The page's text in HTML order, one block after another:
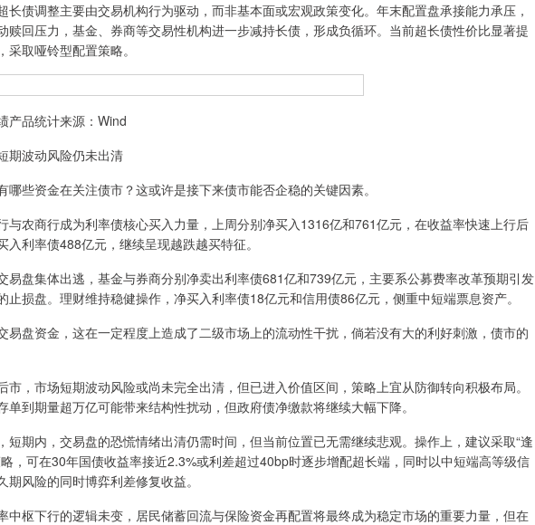
债调整主要由交易机构行为驱动，而非基本面或宏观政策变化。年末配置盘承接能力承压，
赎回压力，基金、券商等交易性机构进一步减持长债，形成负循环。当前超长债性价比显著提
取哑铃型配置策略。
品统计来源：Wind
波动风险仍未出清
些资金在关注债市？这或许是接下来债市能否企稳的关键因素。
农商行成为利率债核心买入力量，上周分别净买入1316亿和761亿元，在收益率快速上行后
利率债488亿元，继续呈现越跌越买特征。
盘集体出逃，基金与券商分别净卖出利率债681亿和739亿元，主要系公募费率改革预期引发
止损盘。理财维持稳健操作，净买入利率债18亿元和信用债86亿元，侧重中短端票息资产。
盘资金，这在一定程度上造成了二级市场上的流动性干扰，倘若没有大的利好刺激，债市的
，市场短期波动风险或尚未完全出清，但已进入价值区间，策略上宜从防御转向积极布局。
到期量超万亿可能带来结构性扰动，但政府债净缴款将继续大幅下降。
期内，交易盘的恐慌情绪出清仍需时间，但当前位置已无需继续悲观。操作上，建议采取“逢
，可在30年国债收益率接近2.3%或利差超过40bp时逐步增配超长端，同时以中短端高等级信
风险的同时博弈利差修复收益。
枢下行的逻辑未变，居民储蓄回流与保险资金再配置将最终成为稳定市场的重要力量，但在